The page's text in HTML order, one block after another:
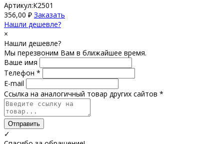
Артикул:К2501
356,00 ₽ Заказать
Нашли дешевле?
×
Нашли дешевле?
Мы перезвоним Вам в ближайшее время.
Ваше имя
Телефон *
E-mail
Ссылка на аналогичный товар других сайтов *
Отправить
✓